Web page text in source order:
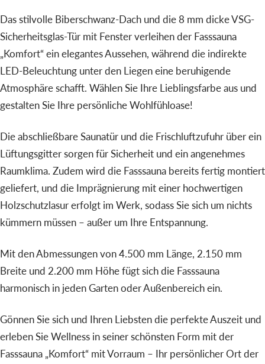
Das stilvolle Biberschwanz-Dach und die 8 mm dicke VSG-
Sicherheitsglas-Tür mit Fenster verleihen der Fasssauna
„Komfort“ ein elegantes Aussehen, während die indirekte
LED-Beleuchtung unter den Liegen eine beruhigende
Atmosphäre schafft. Wählen Sie Ihre Lieblingsfarbe aus und
gestalten Sie Ihre persönliche Wohlfühloase!
Die abschließbare Saunatür und die Frischluftzufuhr über ein
Lüftungsgitter sorgen für Sicherheit und ein angenehmes
Raumklima. Zudem wird die Fasssauna bereits fertig montiert
geliefert, und die Imprägnierung mit einer hochwertigen
Holzschutzlasur erfolgt im Werk, sodass Sie sich um nichts
kümmern müssen – außer um Ihre Entspannung.
Mit den Abmessungen von 4.500 mm Länge, 2.150 mm
Breite und 2.200 mm Höhe fügt sich die Fasssauna
harmonisch in jeden Garten oder Außenbereich ein.
Gönnen Sie sich und Ihren Liebsten die perfekte Auszeit und
erleben Sie Wellness in seiner schönsten Form mit der
Fasssauna „Komfort“ mit Vorraum – Ihr persönlicher Ort der